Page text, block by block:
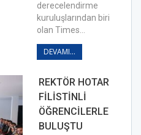
derecelendirme
kuruluşlarından biri
olan Times…
DEVAMI...
REKTÖR HOTAR
FİLİSTİNLİ
ÖĞRENCİLERLE
BULUŞTU